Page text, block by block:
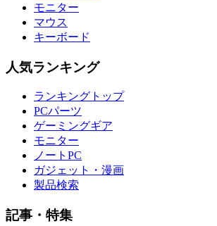
モニター
マウス
キーボード
人気ランキング
ランキングトップ
PCパーツ
ゲーミングギア
モニター
ノートPC
ガジェット・漫画
製品検索
記事・特集